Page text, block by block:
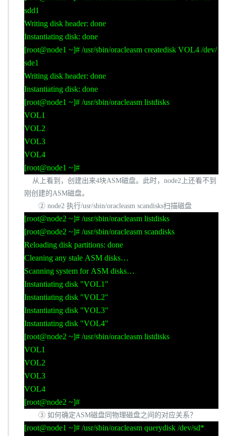
sdd1
Writing disk header: done
Instantiating disk: done
[root@node1 ~]# /usr/sbin/oracleasm createdisk VOL4 /dev/
sde1
Writing disk header: done
Instantiating disk: done
[root@node1 ~]# /usr/sbin/oracleasm listdisks
VOL1
VOL2
VOL3
VOL4
[root@node1 ~]#
从上看到，创建出来4块ASM磁盘。此时， node2 上还看不到
刚创建的ASM磁盘。
② node2 执行/usr/sbin/oracleasm scandisks扫描磁盘
[root@node2 ~]# /usr/sbin/oracleasm listdisks
[root@node2 ~]# /usr/sbin/oracleasm scandisks
Reloading disk partitions: done
Cleaning any stale ASM disks…
Scanning system for ASM disks…
Instantiating disk "VOL1"
Instantiating disk "VOL2"
Instantiating disk "VOL3"
Instantiating disk "VOL4"
[root@node2 ~]# /usr/sbin/oracleasm listdisks
VOL1
VOL2
VOL3
VOL4
[root@node2 ~]#
③ 如何确定ASM磁盘同物理磁盘之间的对应关系？
[root@node1 ~]# /usr/sbin/oracleasm querydisk /dev/sd*